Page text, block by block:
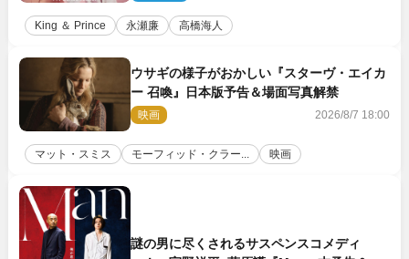
King ＆ Prince 永瀬廉 高橋海人
ウサギの様子がおかしい『スターヴ・エイカ
ー 召喚』日本版予告＆場面写真解禁
映画 2026/8/7 18:00
マット・スミス モーフィッド・クラー... 映画
謎の男に尽くされるサスペンスコメディ